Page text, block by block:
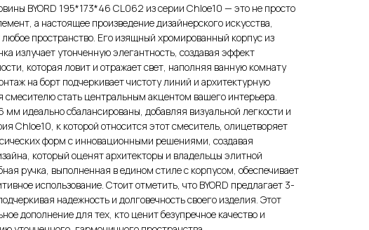
BYORD 195*173*46 CL062 из серии Chloe10 — это не просто
а настоящее произведение дизайнерского искусства,
любое пространство. Его изящный хромированный корпус из
излучает утонченную элегантность, создавая эффект
которая ловит и отражает свет, наполняя ванную комнату
на борт подчеркивает чистоту линий и архитектурную
смесителю стать центральным акцентом вашего интерьера.
идеально сбалансированы, добавляя визуальной легкости и
Chloe10, к которой относится этот смеситель, олицетворяет
форм с инновационными решениями, создавая
который оценят архитекторы и владельцы элитной
ручка, выполненная в едином стиле с корпусом, обеспечивает
использование. Стоит отметить, что BYORD предлагает 3-
надежность и долговечность своего изделия. Этот
дополнение для тех, кто ценит безупречное качество и